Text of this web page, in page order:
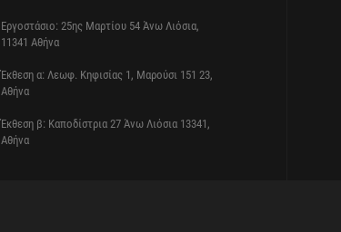
Εργοστάσιο: 25ης Μαρτίου 54 Άνω Λιόσια,
11341 Αθήνα
Έκθεση α: Λεωφ. Κηφισίας 1, Μαρούσι 151 23,
Αθήνα
Έκθεση β: Καποδίστρια 27 Άνω Λιόσια 13341,
Αθήνα